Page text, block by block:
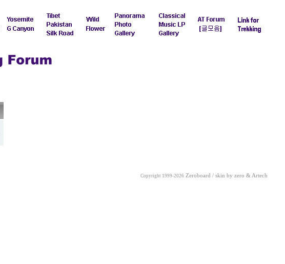
Copyright 1999-2026 Zeroboard / skin by zero & Artech